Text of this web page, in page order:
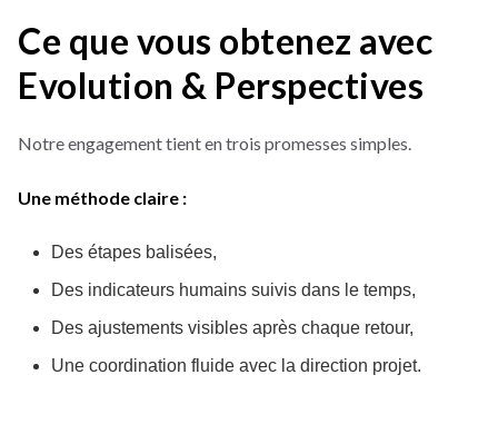
Ce que vous obtenez avec
Evolution & Perspectives
Notre engagement tient en trois promesses simples.
Une méthode claire :
Des étapes balisées,
Des indicateurs humains suivis dans le temps,
Des ajustements visibles après chaque retour,
Une coordination fluide avec la direction projet.